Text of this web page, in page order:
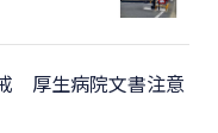
厚生病院文書注意